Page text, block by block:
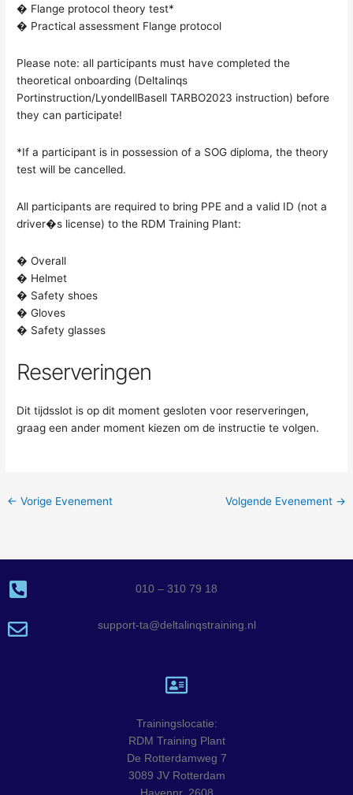
� Flange protocol theory test*
� Practical assessment Flange protocol
Please note: all participants must have completed the
theoretical onboarding (Deltalinqs
Portinstruction/LyondellBasell TARBO2023 instruction) before
they can participate!
*If a participant is in possession of a SOG diploma, the theory
test will be cancelled.
All participants are required to bring PPE and a valid ID (not a
driver�s license) to the RDM Training Plant:
� Overall
� Helmet
� Safety shoes
� Gloves
� Safety glasses
Reserveringen
Dit tijdsslot is op dit moment gesloten voor reserveringen,
graag een ander moment kiezen om de instructie te volgen.
← Vorige Evenement Volgende Evenement →
010 – 310 79 18
support-ta@deltalinqstraining.nl
Trainingslocatie:
RDM Training Plant
De Rotterdamweg 7
3089 JV Rotterdam